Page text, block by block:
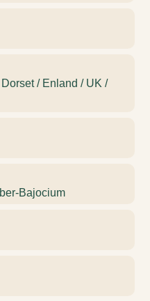
/ Enland / UK /
Bajocium